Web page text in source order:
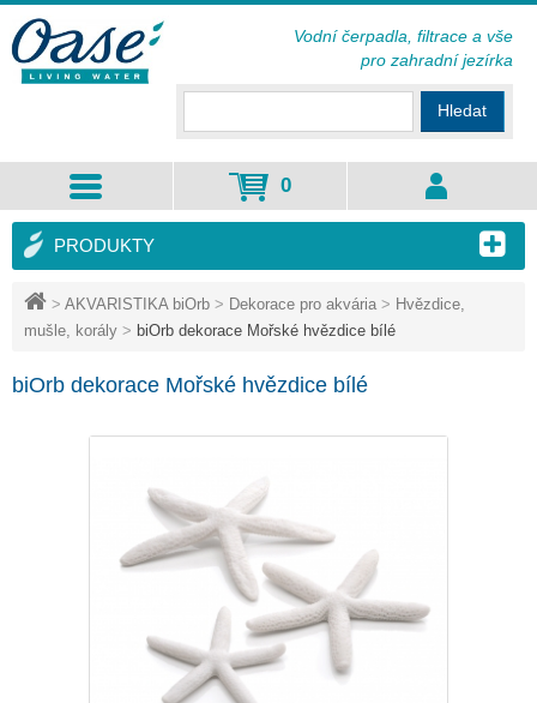
> AKVARISTIKA biOrb > Dekorace pro akvária > Hvězdice,
mušle, korály > biOrb dekorace Mořské hvězdice bílé
biOrb dekorace Mořské hvězdice bílé
PRODUKTY
Hledat
0
Vodní čerpadla, filtrace a vše
pro zahradní jezírka